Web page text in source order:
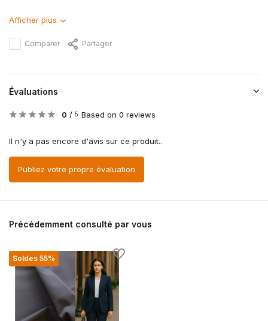
Afficher plus
Comparer Partager
Évaluations
0 / 5 Based on 0 reviews
Il n'y a pas encore d'avis sur ce produit..
Publiez votre propre évaluation
Précédemment consulté par vous
Soldes 55%